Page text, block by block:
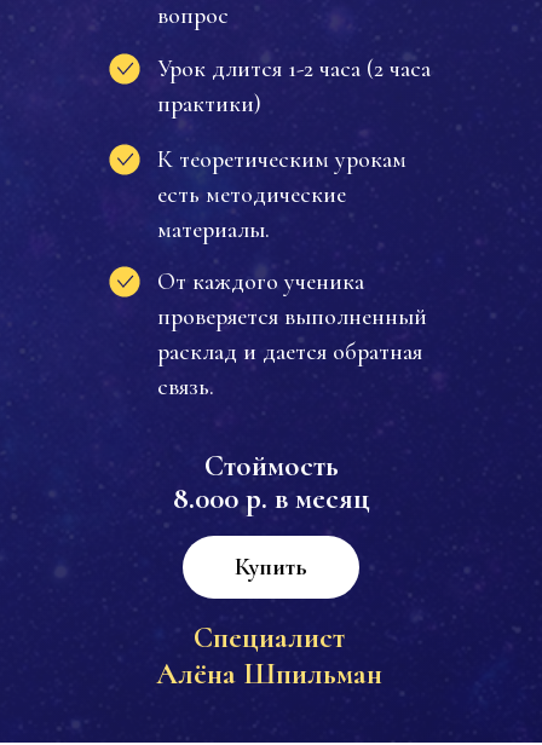
Купить
вопрос
Урок длится 1-2 часа (2 часа
практики)
К теоретическим урокам
есть методические
материалы.
От каждого ученика
проверяется выполненный
расклад и дается обратная
связь.
Стоймость
8.000 р. в месяц
Специалист
Алёна Шпильман